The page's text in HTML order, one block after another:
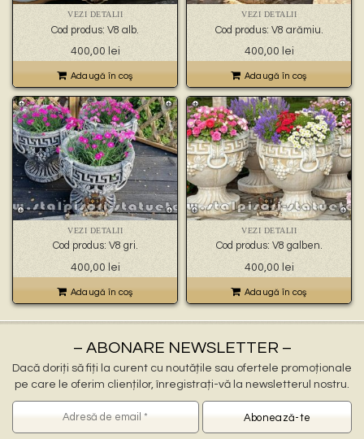
VEZI DETALII
Cod produs: V8 alb.
400,00 lei
Adaugă în coş
VEZI DETALII
Cod produs: V8 arămiu.
400,00 lei
Adaugă în coş
VEZI DETALII
Cod produs: V8 gri.
400,00 lei
Adaugă în coş
VEZI DETALII
Cod produs: V8 galben.
400,00 lei
Adaugă în coş
– ABONARE NEWSLETTER –
Dacă doriți să fiți la curent cu noutățile sau ofertele promoționale
pe care le oferim clienților, înregistrați-vă la newsletterul nostru.